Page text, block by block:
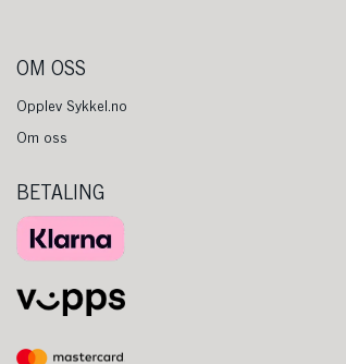
OM OSS
Opplev Sykkel.no
Om oss
BETALING